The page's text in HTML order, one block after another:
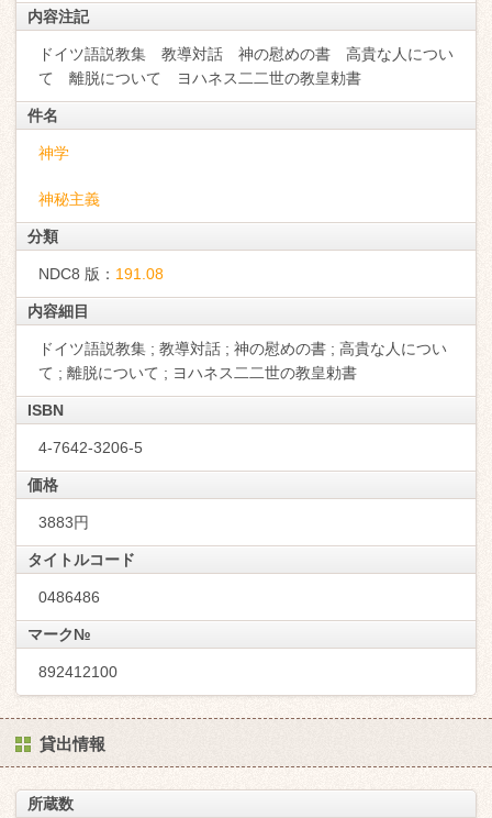
内容注記
ドイツ語説教集 教導対話 神の慰めの書 高貴な人につい
て 離脱について ヨハネス二二世の教皇勅書
件名
神学
神秘主義
分類
NDC8 版： 191.08
内容細目
ドイツ語説教集 ; 教導対話 ; 神の慰めの書 ; 高貴な人につい
て ; 離脱について ; ヨハネス二二世の教皇勅書
ISBN
4-7642-3206-5
価格
3883円
タイトルコード
0486486
マーク№
892412100
貸出情報
所蔵数